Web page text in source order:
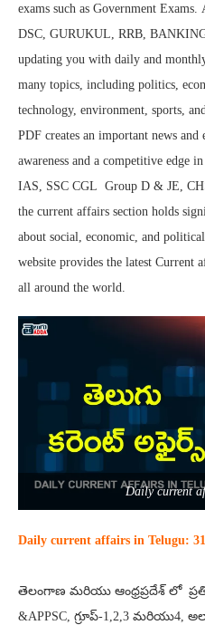
exams such as Government
DSC, GURUKUL, RRB,
updating you with daily and
many topics, including politics,
technology, environment, sports,
PDF creates an important news
awareness and a competitive edge
IAS, SSC CGL Group D & JE,
the current affairs section holds
about social, economic, and
website provides the latest Current
all around the world.
Daily current
Daily current affairs in Telugu:
తెలంగాణ మరియు ఆంధ్రప్రదేశ్ లో
&APPSC, గ్రూప్-1,2,3 మరియు4,